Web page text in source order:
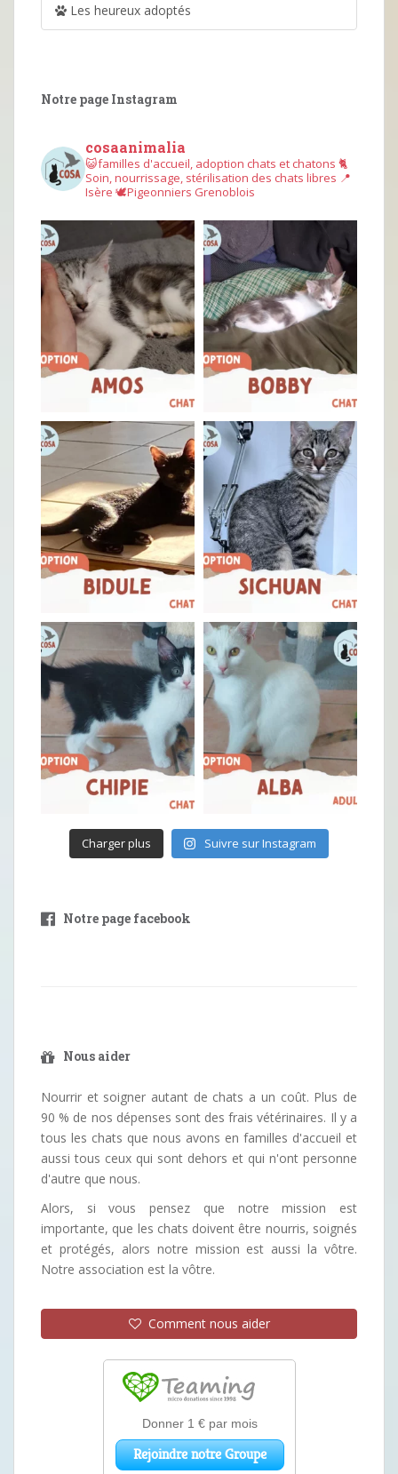
Les heureux adoptés
Notre page Instagram
cosaanimalia
😺familles d'accueil, adoption chats et chatons 🐈
Soin, nourrissage, stérilisation des chats libres 📍
Isère 🕊︎Pigeonniers Grenoblois
Charger plus Suivre sur Instagram
Notre page facebook
Nous aider
Nourrir et soigner autant de chats a un coût. Plus de
90 % de nos dépenses sont des frais vétérinaires. Il y a
tous les chats que nous avons en familles d'accueil et
aussi tous ceux qui sont dehors et qui n'ont personne
d'autre que nous.
Alors, si vous pensez que notre mission est
importante, que les chats doivent être nourris, soignés
et protégés, alors notre mission est aussi la vôtre.
Notre association est la vôtre.
Comment nous aider